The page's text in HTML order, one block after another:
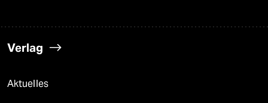
Verlag
Aktuelles